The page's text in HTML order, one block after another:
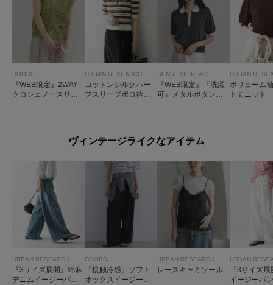
DOORS
『WEB限定』2WAY
クロシェノースリー
URBAN RESEARCH
コットンシルクハー
フスリーブポロ衿ニ
SENSE OF PLACE
『WEB限定』『洗濯
可』メタルボタンハ
URBAN
ボリューム
ト丈ニット
ヴィンテージライクなアイテム
URBAN RESEARCH
『3サイズ展開』綿麻
デニムイージーパン
DOORS
『接触冷感』ソフト
オックスイージーパ
URBAN RESEARCH
レースキャミソール
URBAN
『3サイズ
イージーパ